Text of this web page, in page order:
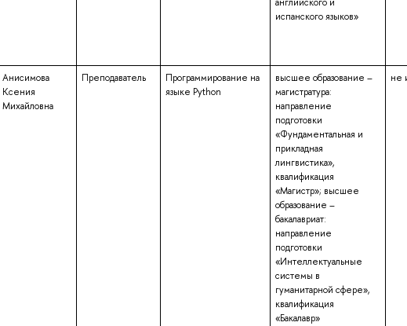
английского и
испанского языков»
Анисимова
Ксения
Михайловна
Преподаватель
Программирование на
языке Python
высшее образование –
магистратура:
направление
подготовки
«Фундаментальная и
прикладная
лингвистика»,
квалификация
«Магистр»; высшее
образование –
бакалавриат:
направление
подготовки
«Интеллектуальные
системы в
гуманитарной сфере»,
квалификация
«Бакалавр»
не